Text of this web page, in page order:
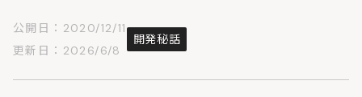
公開日：2020/12/11
更新日：2026/6/8
開発秘話